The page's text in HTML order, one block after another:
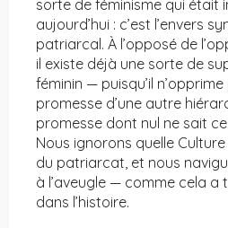
sorte de féminisme qui était
aujourd’hui : c’est l’envers
patriarcal. À l’opposé de
il existe déjà une sorte de
féminin — puisqu’il n’opprime
promesse d’une autre
promesse dont nul ne sait ce
Nous ignorons quelle
du patriarcat, et nous
à l’aveugle — comme cela a
dans l’histoire.